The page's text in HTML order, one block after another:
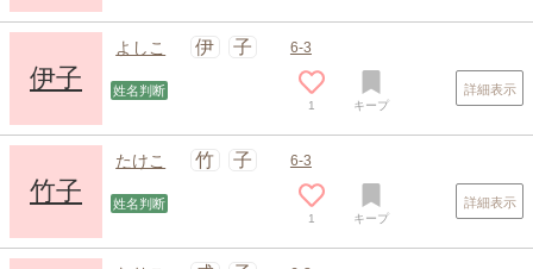
伊子
よしこ 伊 子 6-3
姓名判断
1 キープ
詳細表示
竹子
たけこ 竹 子 6-3
姓名判断
1 キープ
詳細表示